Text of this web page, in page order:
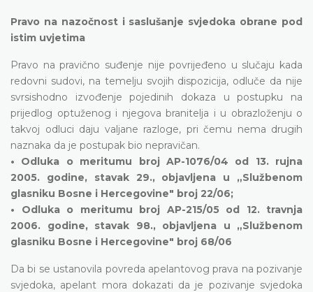
Pravo na nazočnost i saslušanje svjedoka obrane pod
istim uvjetima
Pravo na pravično suđenje nije povrijeđeno u slučaju kada
redovni sudovi, na temelju svojih dispozicija, odluče da nije
svrsishodno izvođenje pojedinih dokaza u postupku na
prijedlog optuženog i njegova branitelja i u obrazloženju o
takvoj odluci daju valjane razloge, pri čemu nema drugih
naznaka da je postupak bio nepravičan.
• Odluka o meritumu broj AP-1076/04 od 13. rujna
2005. godine, stavak 29., objavljena u „Službenom
glasniku Bosne i Hercegovine" broj 22/06;
• Odluka o meritumu broj AP-215/05 od 12. travnja
2006. godine, stavak 98., objavljena u „Službenom
glasniku Bosne i Hercegovine" broj 68/06
Da bi se ustanovila povreda apelantovog prava na pozivanje
svjedoka, apelant mora dokazati da je pozivanje svjedoka